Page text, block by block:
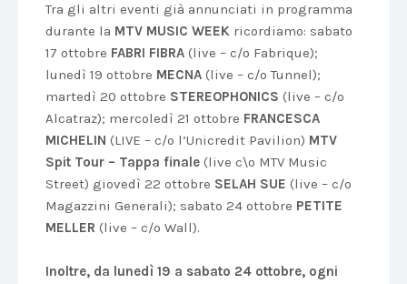
Tra gli altri eventi già annunciati in programma
durante la MTV MUSIC WEEK ricordiamo: sabato
17 ottobre FABRI FIBRA (live – c/o Fabrique);
lunedì 19 ottobre MECNA (live – c/o Tunnel);
martedì 20 ottobre STEREOPHONICS (live – c/o
Alcatraz); mercoledì 21 ottobre FRANCESCA
MICHELIN (LIVE – c/o l’Unicredit Pavilion) MTV
Spit Tour – Tappa finale (live c\o MTV Music
Street) giovedì 22 ottobre SELAH SUE (live – c/o
Magazzini Generali); sabato 24 ottobre PETITE
MELLER (live – c/o Wall).
Inoltre, da lunedì 19 a sabato 24 ottobre, ogni